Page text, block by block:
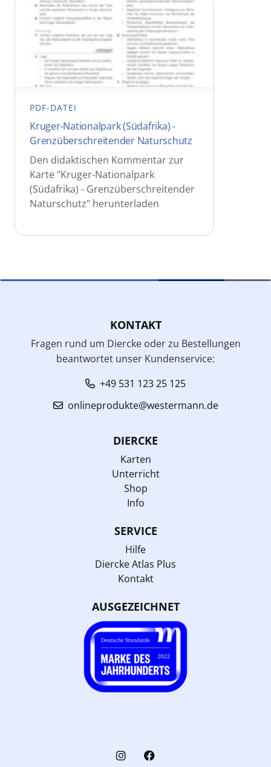
PDF-DATEI
Kruger-Nationalpark (Südafrika) -
Grenzüberschreitender Naturschutz
Den didaktischen Kommentar zur
Karte "Kruger-Nationalpark
(Südafrika) - Grenzüberschreitender
Naturschutz" herunterladen
KONTAKT
Fragen rund um Diercke oder zu Bestellungen
beantwortet unser Kundenservice:
+49 531 123 25 125
onlineprodukte@westermann.de
DIERCKE
Karten
Unterricht
Shop
Info
SERVICE
Hilfe
Diercke Atlas Plus
Kontakt
AUSGEZEICHNET